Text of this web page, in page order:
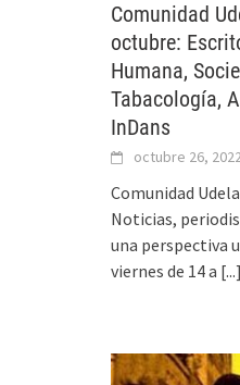
Comunidad
octubre:
Humana,
Tabacología,
InDans
octubre 26,
Comunidad
Noticias,
una perspectiva
viernes de 14 a [...]